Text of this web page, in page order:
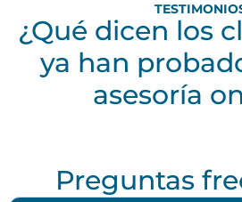
¿Qué dicen los
ya han
asesoría
Preguntas